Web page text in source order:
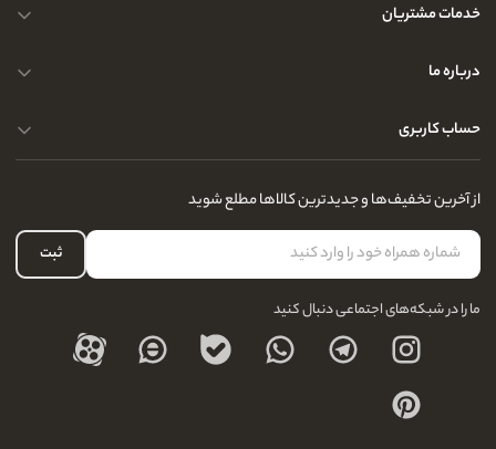
خدمات مشتریان
حریم خصوصی کاربران
تماس با ما
درباره ما
سوالات متداول
آدرس فروشگاه
نحوه ارسال کالا
نحوه بازگشت کالا
درباره ما
حساب کاربری
لیست علاقه‌مندی
حساب کاربری
از آخرین تخفیف‌ها و جدیدترین کالاها مطلع شوید
ثبت
ما را در شبکه‌های اجتماعی دنبال کنید